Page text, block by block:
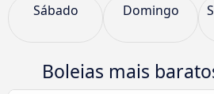
Sábado Domingo
Boleias mais